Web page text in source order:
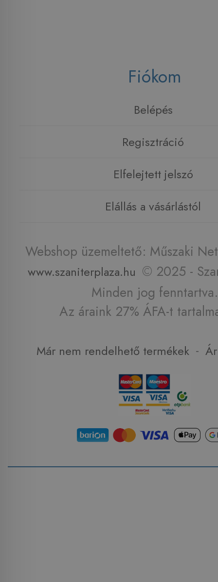
Fiókom
Belépés
Regisztráció
Elfelejtett jelszó
Elállás a vásárlástól
Webshop üzemeltető: Műszaki
www.szaniterplaza.hu © 2025 -
Minden jog fenntartva.
Az áraink 27% ÁFA-t
Már nem rendelhető termékek -